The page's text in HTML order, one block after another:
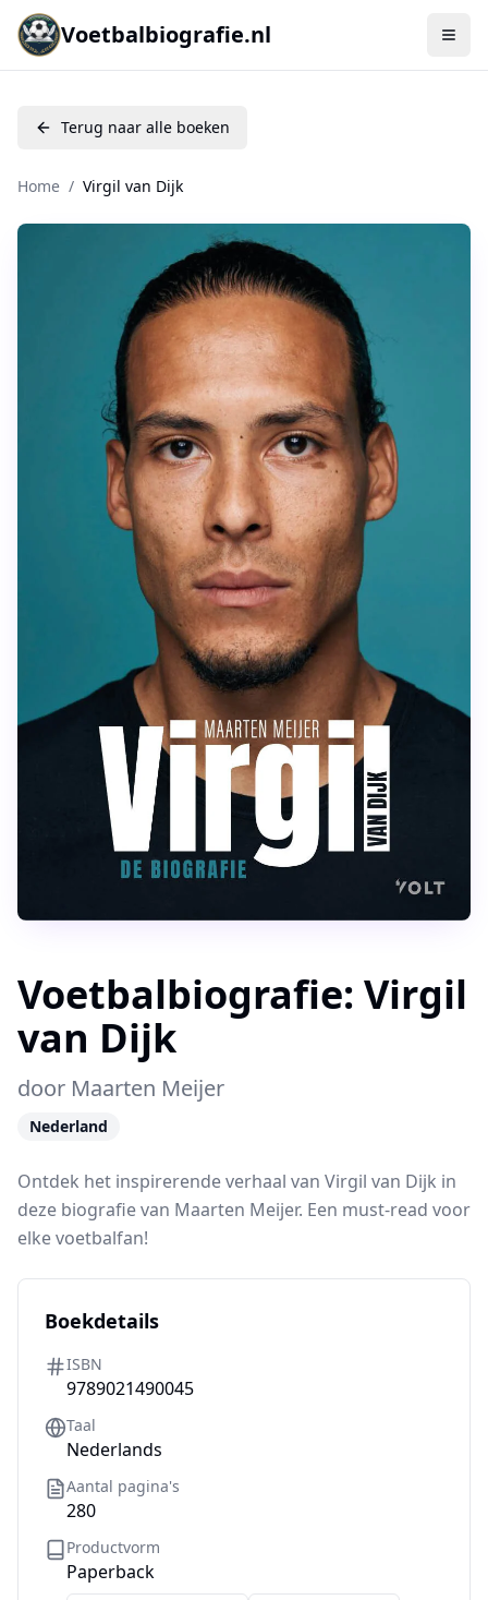
Voetbalbiografie.nl
Terug naar alle boeken
Home / Virgil van Dijk
Voetbalbiografie: Virgil
van Dijk
door Maarten Meijer
Nederland
Ontdek het inspirerende verhaal van Virgil van Dijk in
deze biografie van Maarten Meijer. Een must-read voor
elke voetbalfan!
Boekdetails
ISBN
9789021490045
Taal
Nederlands
Aantal pagina's
280
Productvorm
Paperback